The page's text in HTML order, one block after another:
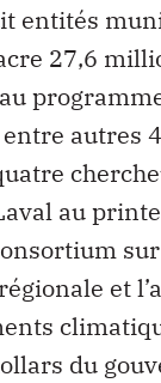
entités
27,6
entre autres
au
et
du